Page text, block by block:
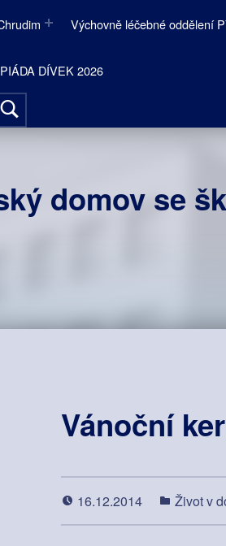
Výchovně léčebné oddělení
DÍVEK 2026
domov se
Vánoční
16.12.2014 Život v